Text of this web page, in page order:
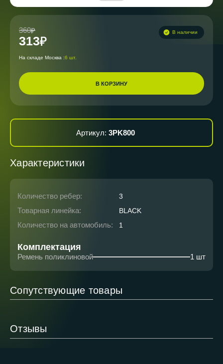
360
313
В наличии
На складе Москва :6 шт.
В КОРЗИНУ
Артикул: 3PK800
Характеристики
Количество ребер: 3
Товарная линейка: BLACK
Количество на автомобиль: 1
Комплектация
Ремень поликлиновой 1 шт
Сопутствующие товары
Отзывы